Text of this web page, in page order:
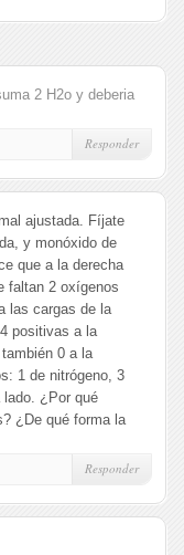
2 H2o y deberia
Responder
ajustada. Fíjate
y monóxido de
que a la derecha
faltan 2 oxígenos
las cargas de la
positivas a la
0 a la
1 de nitrógeno, 3
lado. ¿Por qué
¿De qué forma la
Responder